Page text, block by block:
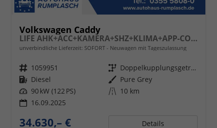
Volkswagen Caddy
LIFE AHK+ACC+KAMERA+SHZ+KLIMA+APP-CONNECT
unverbindliche Lieferzeit: SOFORT Neuwagen mit Tageszulassung
Fahrzeugnr. 1059951 Getriebe
Doppelkupplungsgetriebe (DSG)
Kraftstoff Diesel Außenfarbe Pure Grey
Leistung 90 kW (122 PS) Kilometerstand 10 km
16.09.2025
34.630,– € Details